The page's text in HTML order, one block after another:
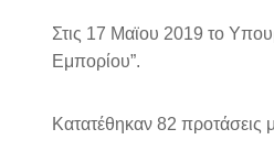
Στις 17 Μαϊου 2019 το
Εμπορίου”.
Κατατέθηκαν 82